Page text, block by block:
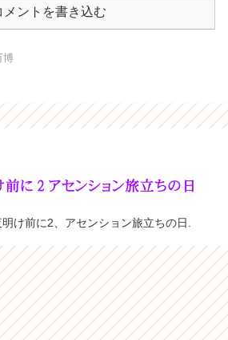
メントを書き込む
博
け前に2、アセンション旅立ちの日.